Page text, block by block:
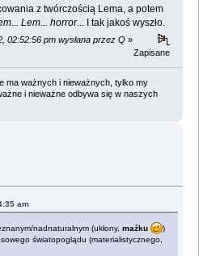
z twórczością Lema, a potem
Lem... horror... I tak jakoś wyszło.
02:52:56 pm wysłana przez Q »
Zapisane
ma ważnych i nieważnych, tylko my
i nieważne odbywa się w naszych
am
nadnaturalnym (ukłony,maźku
)
światopoglądu (materialistycznego,